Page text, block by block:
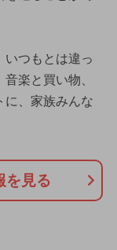
いつもとは違っ
楽と買い物、
に、家族みんな
を見る